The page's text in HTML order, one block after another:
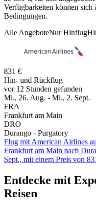
Verfügbarkeiten können sich
Bedingungen.
Alle AngeboteNur Hinflug
831 €
Hin- und Rückflug
vor 12 Stunden gefunden
Mi., 26. Aug. - Mi., 2. Sept.
FRA
Frankfurt am Main
DRO
Durango - Purgatory
Flug mit American Airlines
Frankfurt am Main nach
Sept., mit einem Preis von
Entdecke mit
Reisen